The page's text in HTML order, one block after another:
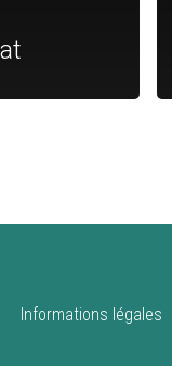
Informations légales